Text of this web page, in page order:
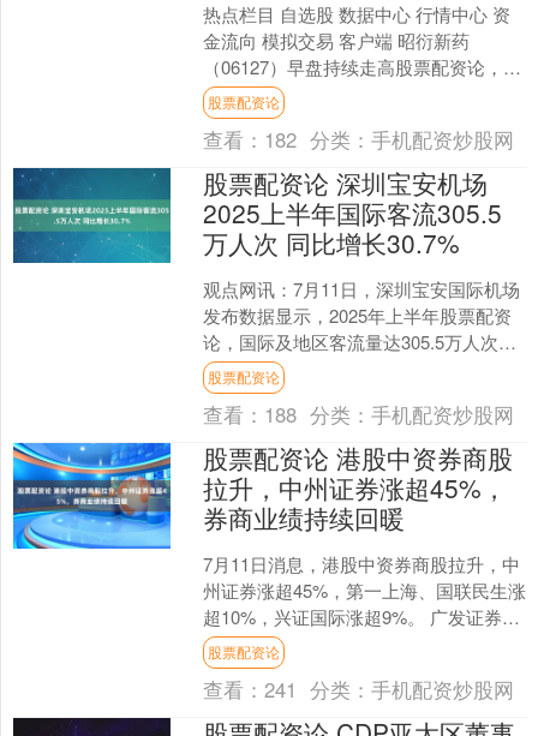
热点栏目 自选股 数据中心 行情中心 资
金流向 模拟交易 客户端 昭衍新药
（06127）早盘持续走高股票配资论，股
价上涨8.75%，现报19.88港元，成交额
9....
股票配资论
查看： 182 分类：手机配资炒股网
股票配资论 深圳宝安机场
2025上半年国际客流305.5
万人次 同比增长30.7%
观点网讯：7月11日，深圳宝安国际机场
发布数据显示，2025年上半年股票配资
论，国际及地区客流量达305.5万人次，
同比增长30.7%，客运航班量超2万架
次，同....
股票配资论
查看： 188 分类：手机配资炒股网
股票配资论 港股中资券商股
拉升，中州证券涨超45%，
券商业绩持续回暖
7月11日消息，港股中资券商股拉升，中
州证券涨超45%，第一上海、国联民生涨
超10%，兴证国际涨超9%。 广发证券则
表示，中长期资金入市与资本市场稳定
性提升，券....
股票配资论
查看：241 分类：手机配资炒股网